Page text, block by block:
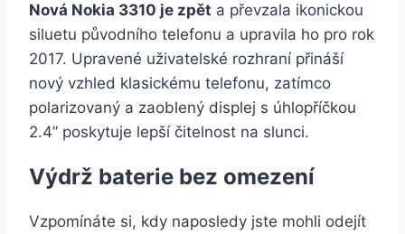
Nová Nokia 3310 je zpět a převzala ikonickou
siluetu původního telefonu a upravila ho pro rok
2017. Upravené uživatelské rozhraní přináší
nový vzhled klasickému telefonu, zatímco
polarizovaný a zaoblený displej s úhlopříčkou
2.4” poskytuje lepší čitelnost na slunci.
Výdrž baterie bez omezení
Vzpomínáte si, kdy naposledy jste mohli odejít